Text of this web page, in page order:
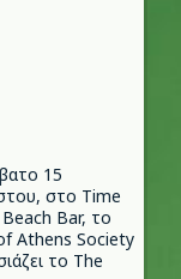
15
στο Time
Bar, το
Athens Society
το The